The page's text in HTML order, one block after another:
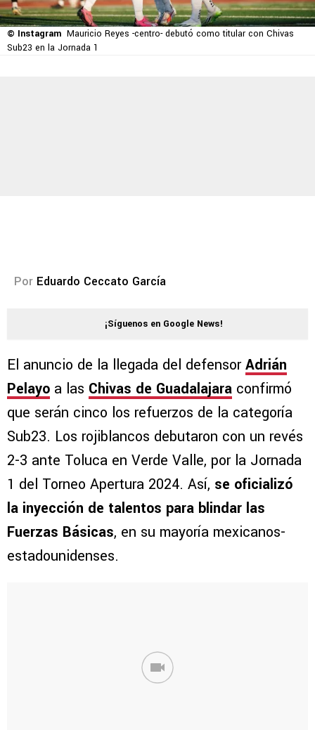
© Instagram Mauricio Reyes -centro- debutó como titular con Chivas
Sub23 en la Jornada 1
Por Eduardo Ceccato García
¡Síguenos en Google News!
El anuncio de la llegada del defensorAdrián
Pelayo a las Chivas de Guadalajara confirmó
que serán cinco los refuerzos de la categoría
Sub23. Los rojiblancos debutaron con un revés
2-3 ante Toluca en Verde Valle, por la Jornada
1 del Torneo Apertura 2024. Así, se oficializó
la inyección de talentos para blindar las
Fuerzas Básicas, en su mayoría mexicanos-
estadounidenses.